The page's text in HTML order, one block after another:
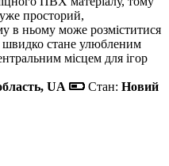
просторий,
в ньому може розміститися
стане улюбленим
місцем для ігор
UA Стан: Новий